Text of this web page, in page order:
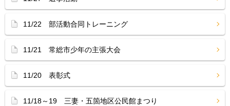
11/22 部活動合同トレーニング
11/21 常総市少年の主張大会
11/20 表彰式
11/18～19 三妻・五箇地区公民館まつり